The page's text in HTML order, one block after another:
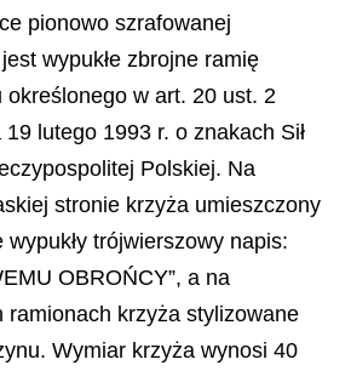
pionowo szrafowanej
wypukłe zbrojne ramię
określonego w art. 20 ust. 2
lutego 1993 r. o znakach Sił
Polskiej. Na
stronie krzyża umieszczony
wypukły trójwierszowy napis:
OBROŃCY”, a na
ramionach krzyża stylizowane
Wymiar krzyża wynosi 40